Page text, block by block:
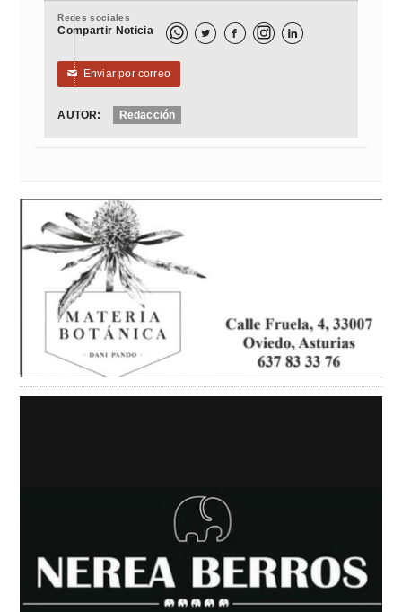
Redes sociales
Compartir Noticia   
✉ Enviar por correo
AUTOR: Redacción